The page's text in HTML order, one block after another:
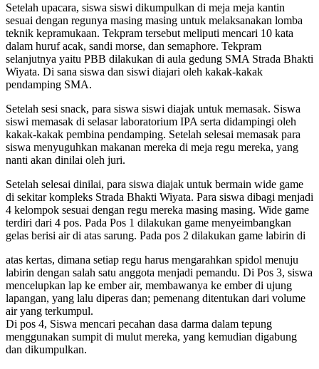
Setelah upacara, siswa siswi dikumpulkan di meja meja kantin
sesuai dengan regunya masing masing untuk melaksanakan lomba
teknik kepramukaan. Tekpram tersebut meliputi mencari 10 kata
dalam huruf acak, sandi morse, dan semaphore. Tekpram
selanjutnya yaitu PBB dilakukan di aula gedung SMA Strada Bhakti
Wiyata. Di sana siswa dan siswi diajari oleh kakak-kakak
pendamping SMA.
Setelah sesi snack, para siswa siswi diajak untuk memasak. Siswa
siswi memasak di selasar laboratorium IPA serta didampingi oleh
kakak-kakak pembina pendamping. Setelah selesai memasak para
siswa menyuguhkan makanan mereka di meja regu mereka, yang
nanti akan dinilai oleh juri.
Setelah selesai dinilai, para siswa diajak untuk bermain wide game
di sekitar kompleks Strada Bhakti Wiyata. Para siswa dibagi menjadi
4 kelompok sesuai dengan regu mereka masing masing. Wide game
terdiri dari 4 pos. Pada Pos 1 dilakukan game menyeimbangkan
gelas berisi air di atas sarung. Pada pos 2 dilakukan game labirin di
atas kertas, dimana setiap regu harus mengarahkan spidol menuju
labirin dengan salah satu anggota menjadi pemandu. Di Pos 3, siswa
mencelupkan lap ke ember air, membawanya ke ember di ujung
lapangan, yang lalu diperas dan; pemenang ditentukan dari volume
air yang terkumpul.
Di pos 4, Siswa mencari pecahan dasa darma dalam tepung
menggunakan sumpit di mulut mereka, yang kemudian digabung
dan dikumpulkan.